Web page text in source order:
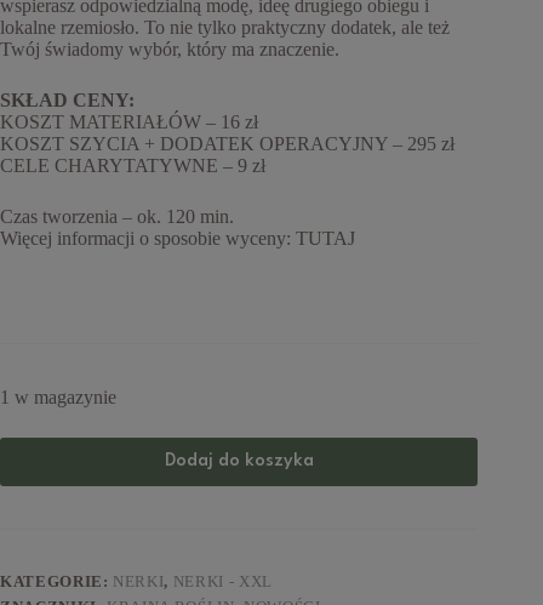
wspierasz odpowiedzialną modę, ideę drugiego obiegu i
lokalne rzemiosło. To nie tylko praktyczny dodatek, ale też
Twój świadomy wybór, który ma znaczenie.
SKŁAD CENY:
KOSZT MATERIAŁÓW – 16 zł
KOSZT SZYCIA + DODATEK OPERACYJNY – 295 zł
CELE CHARYTATYWNE – 9 zł
Czas tworzenia – ok. 120 min.
Więcej informacji o sposobie wyceny: TUTAJ
1 w magazynie
Dodaj do koszyka
KATEGORIE: NERKI, NERKI - XXL